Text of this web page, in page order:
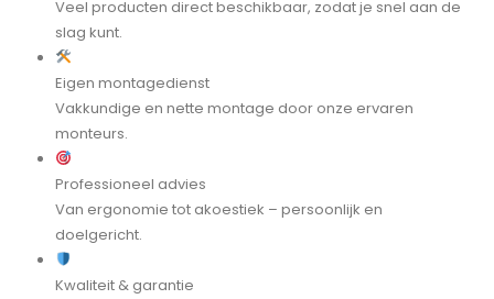
Veel producten direct beschikbaar, zodat je snel aan de
slag kunt.
Eigen montagedienst
Vakkundige en nette montage door onze ervaren
monteurs.
Professioneel advies
Van ergonomie tot akoestiek – persoonlijk en
doelgericht.
Kwaliteit & garantie